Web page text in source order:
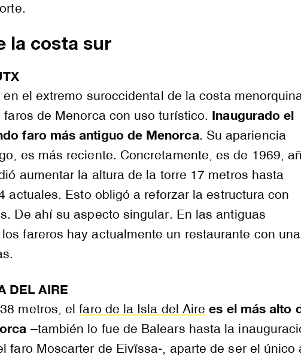
la costa sur
en el extremo suroccidental de la costa
de Menorca con uso turístico. Inaugurado el
faro más antiguo de Menorca. Su apariencia
es más reciente. Concretamente, es de 1969,
aumentar la altura de la torre 17 metros hasta
actuales. Esto obligó a reforzar la estructura con
De ahí su aspecto singular. En las antiguas
fareros hay actualmente un restaurante con
DEL AIRE
metros, elfaro de la Isla del Aire es el más alto
–también lo fue de Balears hasta la
faro Moscarter de Eivïssa-, aparte de ser el único